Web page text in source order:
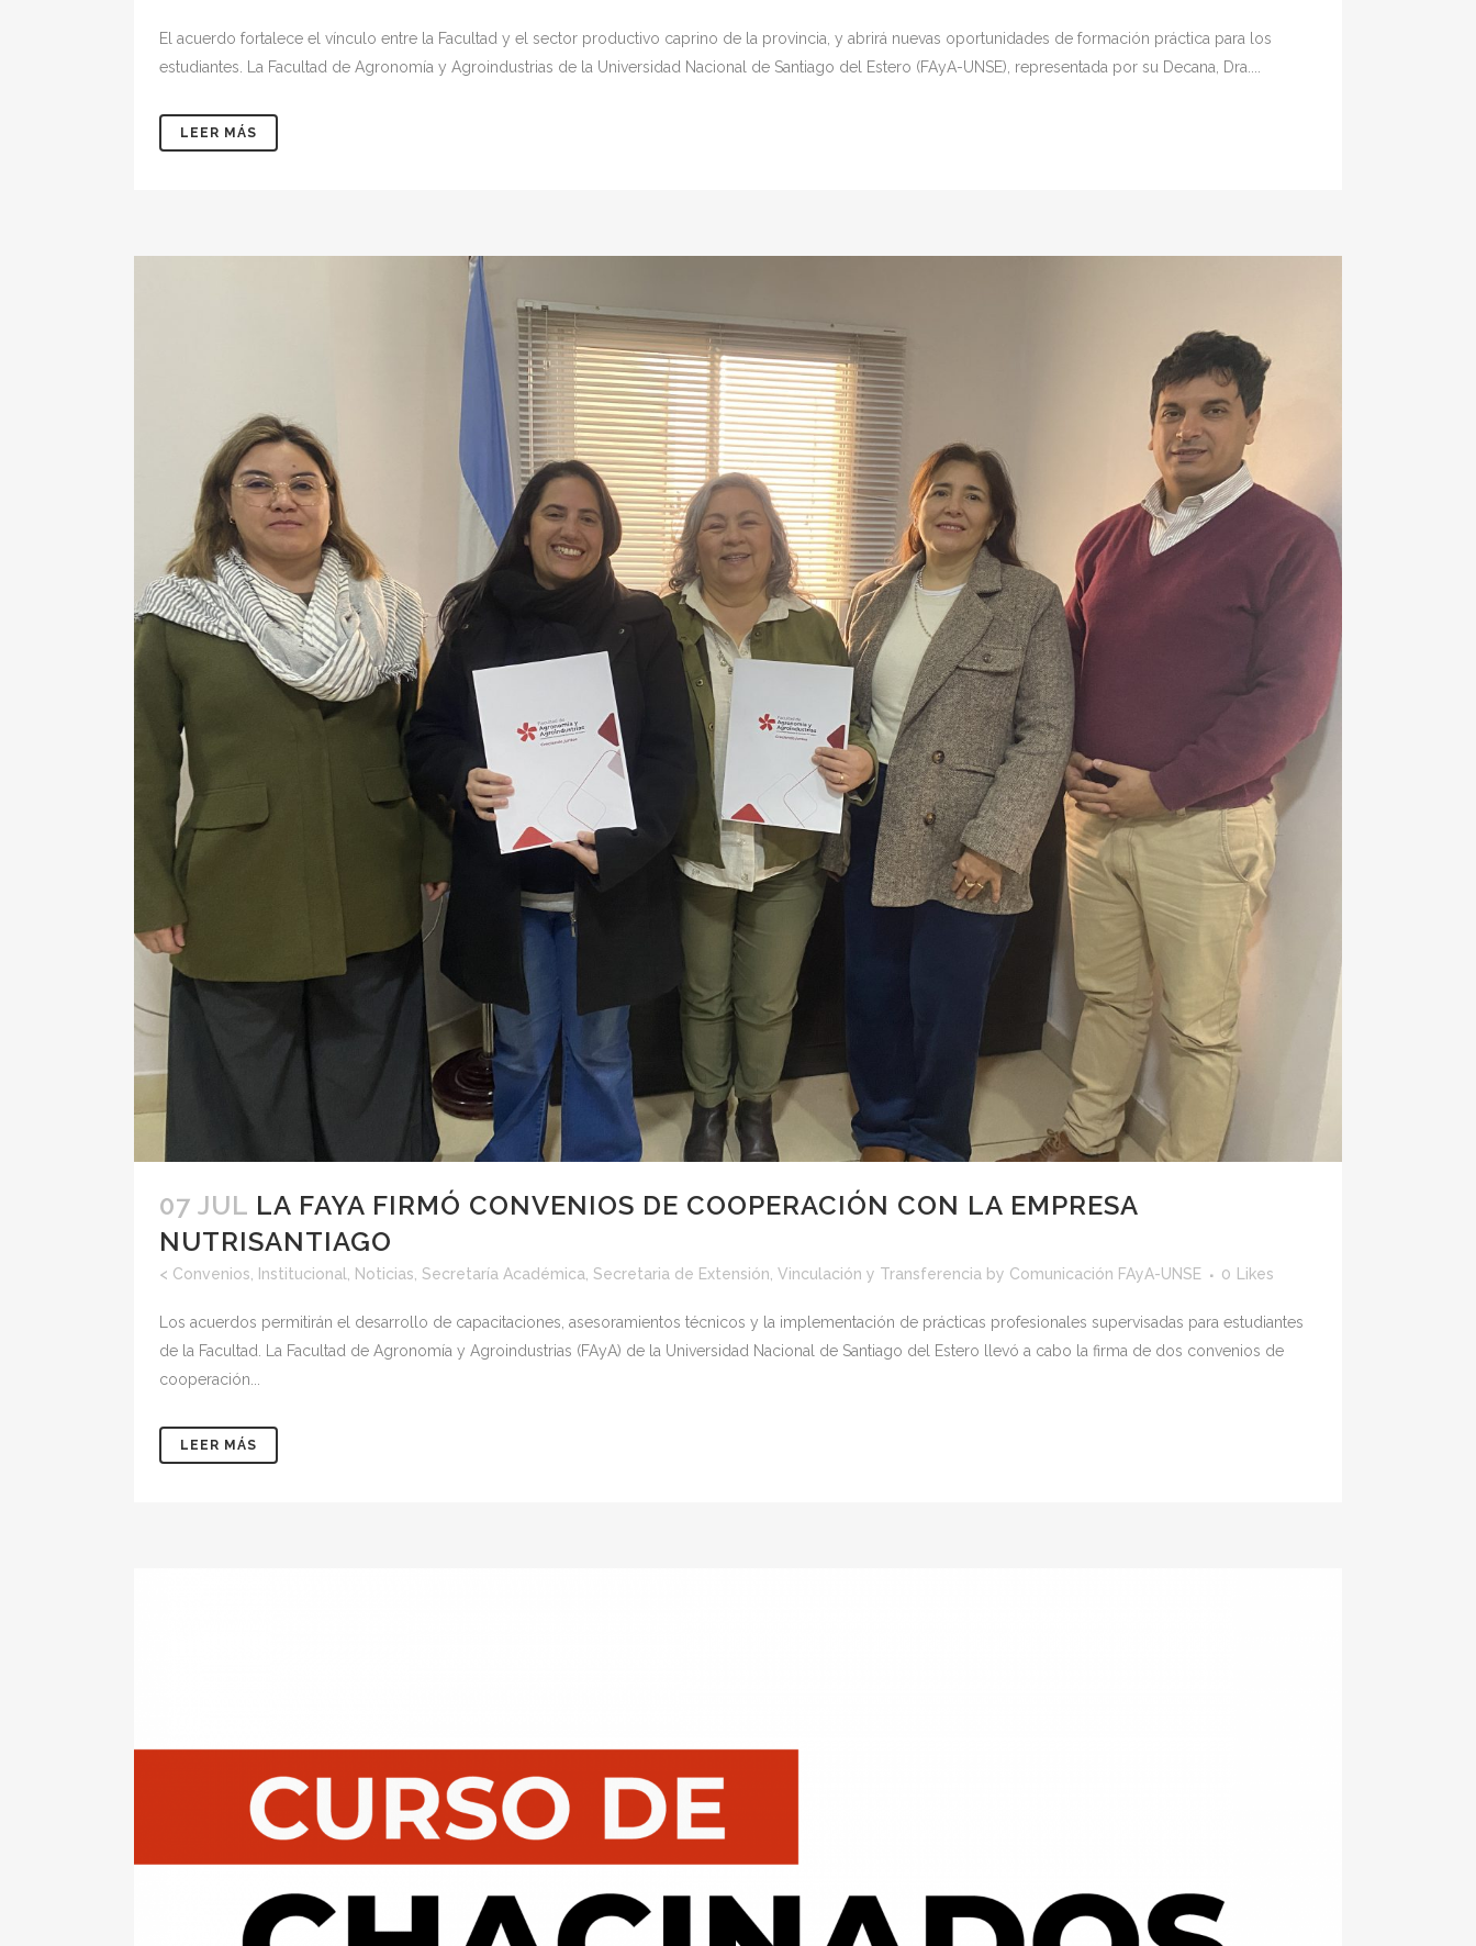
El acuerdo fortalece el vínculo entre la Facultad y el sector productivo caprino de la provincia, y abrirá nuevas oportunidades de formación práctica para los
estudiantes. La Facultad de Agronomía y Agroindustrias de la Universidad Nacional de Santiago del Estero (FAyA-UNSE), representada por su Decana, Dra....
LEER MÁS
07 JUL LA FAYA FIRMÓ CONVENIOS DE COOPERACIÓN CON LA EMPRESA
NUTRISANTIAGO
< Convenios Institucional Noticias Secretaría Académica Secretaria de Extensión, Vinculación y Transferencia by Comunicación FAyA-UNSE 0 Likes
Los acuerdos permitirán el desarrollo de capacitaciones, asesoramientos técnicos y la implementación de prácticas profesionales supervisadas para estudiantes
de la Facultad. La Facultad de Agronomía y Agroindustrias (FAyA) de la Universidad Nacional de Santiago del Estero llevó a cabo la firma de dos convenios de
cooperación...
LEER MÁS